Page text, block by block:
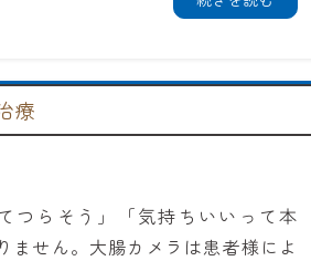
療
つらそう」「気持ちいいって本
ません。大腸カメラは患者様によ